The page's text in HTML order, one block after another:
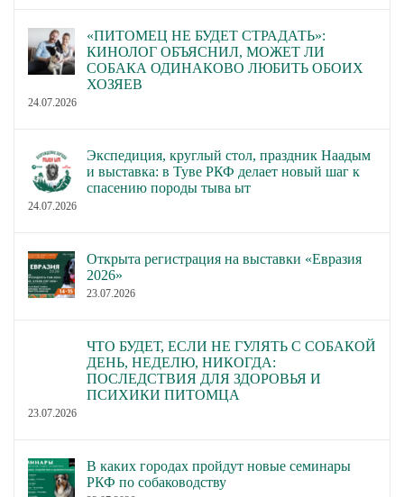
«ПИТОМЕЦ НЕ БУДЕТ СТРАДАТЬ»:
КИНОЛОГ ОБЪЯСНИЛ, МОЖЕТ ЛИ
СОБАКА ОДИНАКОВО ЛЮБИТЬ ОБОИХ
ХОЗЯЕВ
24.07.2026
Экспедиция, круглый стол, праздник Наадым
и выставка: в Туве РКФ делает новый шаг к
спасению породы тыва ыт
24.07.2026
Открыта регистрация на выставки «Евразия
2026»
23.07.2026
ЧТО БУДЕТ, ЕСЛИ НЕ ГУЛЯТЬ С СОБАКОЙ
ДЕНЬ, НЕДЕЛЮ, НИКОГДА:
ПОСЛЕДСТВИЯ ДЛЯ ЗДОРОВЬЯ И
ПСИХИКИ ПИТОМЦА
23.07.2026
В каких городах пройдут новые семинары
РКФ по собаководству